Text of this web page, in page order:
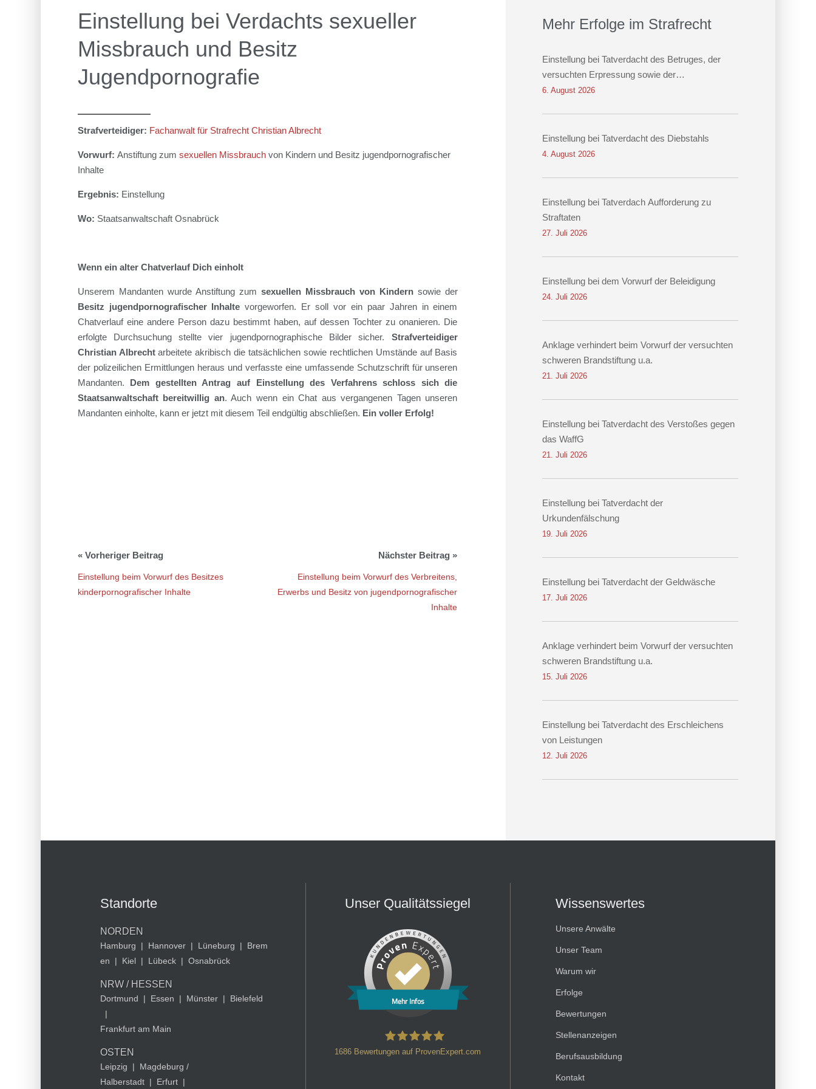
Einstellung bei Verdachts sexueller
Missbrauch und Besitz
Jugendpornografie
Strafverteidiger: Fachanwalt für Strafrecht Christian Albrecht
Vorwurf: Anstiftung zum sexuellen Missbrauchvon Kindern und Besitz jugendpornografischer
Inhalte
Ergebnis: Einstellung
Wo: Staatsanwaltschaft Osnabrück
Wenn ein alter ChatverlaufDich einholt
Unserem Mandantenwurde Anstiftung zum sexuellen Missbrauch von Kindernsowie der
Besitz jugendpornografischer Inhalte vorgeworfen. Er soll vor ein paar Jahren in einem
Chatverlauf eine andere Person dazu bestimmt haben, auf dessen Tochter zu onanieren. Die
erfolgte Durchsuchung stellte vier jugendpornographische Bilder sicher.
Strafverteidiger
Christian Albrechtarbeitete akribischdie tatsächlichen sowie rechtlichen Umstände auf Basis
der polizeilichen Ermittlungenheraus und verfasste eine umfassende Schutzschrift für unseren
Mandanten. Dem gestellten Antrag auf Einstellung des Verfahrensschloss sich die
Staatsanwaltschaft bereitwillig an.Auch wenn ein Chat aus vergangenen Tagen unseren
Mandanten einholte, kann er jetzt mit diesem Teil endgültigabschließen. Ein voller Erfolg!
Einstellung beim Vorwurf des Besitzes
kinderpornografischer Inhalte
Einstellung beim Vorwurf des Verbreitens,
Erwerbs und Besitz von jugendpornografischer
Inhalte
Mehr Erfolge im Strafrecht
Einstellung bei Tatverdacht des Betruges, der
versuchten Erpressung sowie der
Datenveränderung
6. August 2026
Einstellung bei Tatverdacht des Diebstahls
4. August 2026
Einstellung bei Tatverdach Aufforderung zu
Straftaten
27. Juli 2026
Einstellung bei dem Vorwurf der Beleidigung
24. Juli 2026
Anklage verhindert beim Vorwurf der versuchten
schweren Brandstiftung u.a.
21. Juli 2026
Einstellung bei Tatverdacht des Verstoßes gegen
das WaffG
21. Juli 2026
Einstellung bei Tatverdacht der
Urkundenfälschung
19. Juli 2026
Einstellung bei Tatverdacht der Geldwäsche
17. Juli 2026
Anklage verhindert beim Vorwurf der versuchten
schweren Brandstiftung u.a.
15. Juli 2026
Einstellung bei Tatverdacht des Erschleichens
von Leistungen
12. Juli 2026
Standorte
NORDEN
Hamburg | Hannover | Lüneburg |
Brem
en
| Kiel | Lübeck | Osnabrück
NRW / HESSEN
Dortmund | Essen | Münster |
Bielefeld
|
Frankfurt am Main
OSTEN
Leipzig |
Magdeburg /
Halberstadt | Erfurt |
Unser Qualitätssiegel
Mehr Infos
1686 Bewertungen auf ProvenExpert.com
Wissenswertes
Unsere Anwälte
Unser Team
Warum wir
Erfolge
Bewertungen
Stellenanzeigen
Berufsausbildung
Kontakt